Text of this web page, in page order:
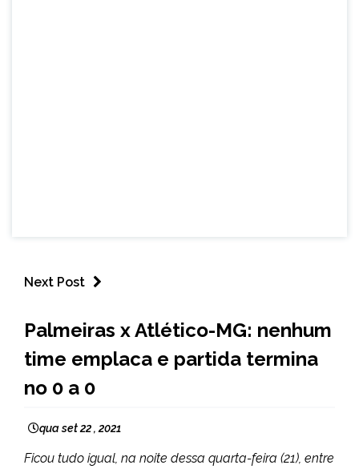
Next Post
Palmeiras x Atlético-MG: nenhum
time emplaca e partida termina
no 0 a 0
qua set 22 , 2021
Ficou tudo igual, na noite dessa quarta-feira (21), entre